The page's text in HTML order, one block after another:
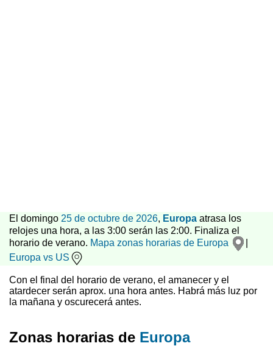
El domingo 25 de octubre de 2026, Europa atrasa los
relojes una hora, a las 3:00 serán las 2:00. Finaliza el
horario de verano. Mapa zonas horarias de Europa
Europa vs US
Con el final del horario de verano, el amanecer y el
atardecer serán aprox. una hora antes. Habrá más luz por
la mañana y oscurecerá antes.
Zonas horarias de Europa